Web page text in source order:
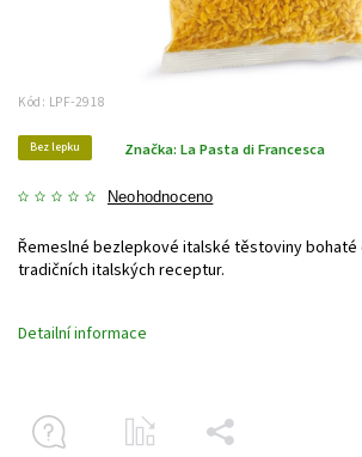
Kód: LPF-2918
Bez lepku
Neohodnoceno
Značka: La Pasta di Francesca
Řemeslné bezlepkové italské těstoviny
tradičních italských receptur.
Detailní informace